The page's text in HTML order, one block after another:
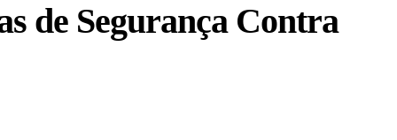
de Segurança Contra